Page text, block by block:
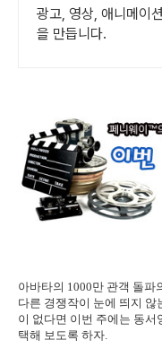
광고, 영상, 애니메이
을 만듭니다.
아바타의 1000만 관객 돌파
다른 경쟁작이 눈에 띄지 않
이 없다면 이번 주에는 동
택해 보도록 하자.